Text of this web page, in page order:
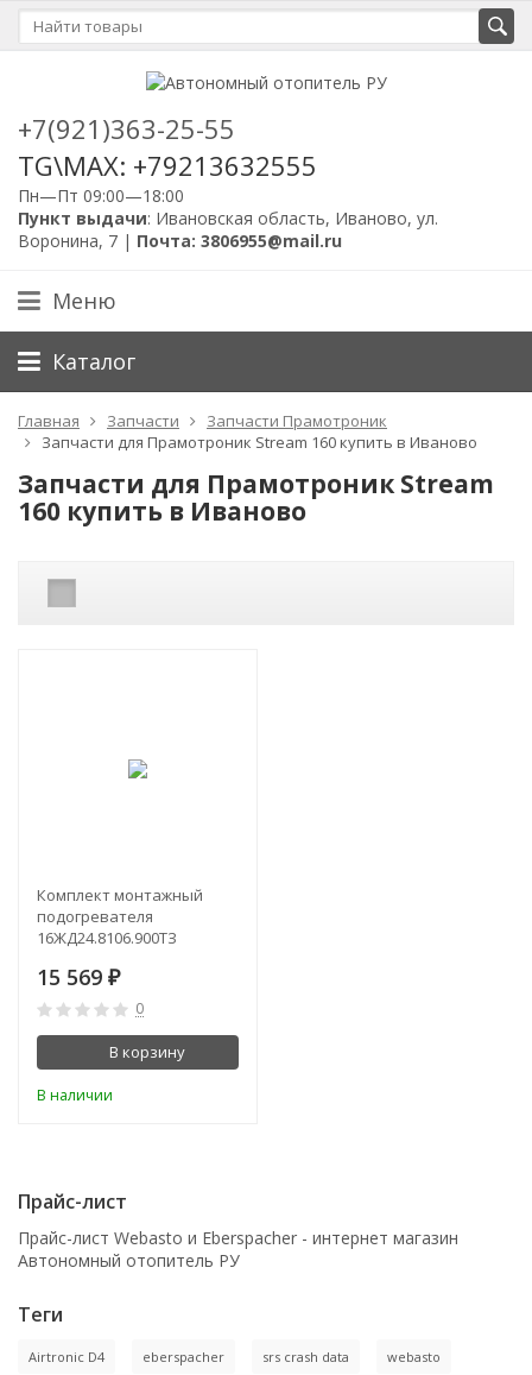
+7(921)363-25-55
TG\MAX: +79213632555
Пн—Пт 09:00—18:00
Пункт выдачи: Ивановская область, Иваново, ул.
Воронина, 7 | Почта: 3806955@mail.ru
Меню
Каталог
Главная Запчасти
Запчасти Прамотроник
Запчасти для Прамотроник Stream 160 купить в Иваново
Запчасти для Прамотроник Stream
160 купить в Иваново
Комплект монтажный
подогревателя
16ЖД24.8106.900ТЗ
15 569 ₽
0
В корзину
В наличии
Прайс-лист
Прайс-лист Webasto и Eberspacher - интернет магазин
Автономный отопитель РУ
Теги
Airtronic D4 eberspacher srs crash data webasto